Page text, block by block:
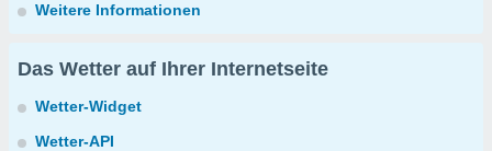
Weitere Informationen
Das Wetter auf Ihrer Internetseite
Wetter-Widget
Wetter-API